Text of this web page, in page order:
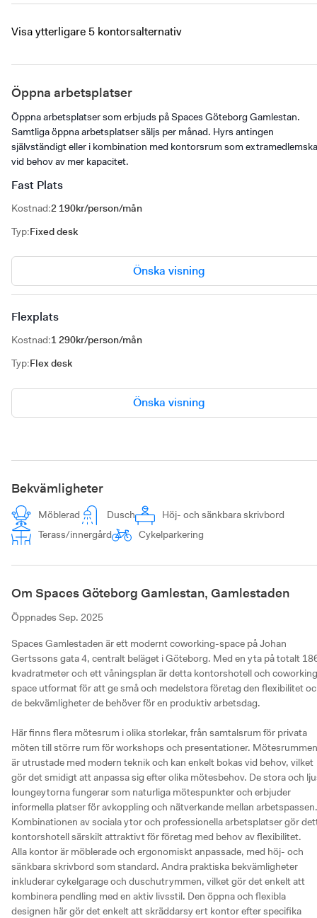
Visa ytterligare 5 kontorsalternativ
Öppna arbetsplatser
Öppna arbetsplatser som erbjuds på Spaces Göteborg Gamlestan.
Samtliga öppna arbetsplatser säljs per månad. Hyrs antingen
självständigt eller i kombination med kontorsrum som
vid behov av mer kapacitet.
Fast Plats
Kostnad:2 190kr/person/mån
Typ:Fixed desk
Önska visning
Flexplats
Kostnad:1 290kr/person/mån
Typ:Flex desk
Önska visning
Bekvämligheter
Möblerad Dusch
Höj- och sänkbara skrivbord
Terass/innergård
Cykelparkering
Om Spaces Göteborg Gamlestan, Gamlestaden
Öppnades Sep. 2025
Spaces Gamlestaden är ett modernt coworking-space på Johan
Gertssons gata 4, centralt beläget i Göteborg. Med en yta på totalt
kvadratmeter och ett våningsplan är detta kontorshotell och coworking
space utformat för att ge små och medelstora företag den flexibilitet
de bekvämligheter de behöver för en produktiv arbetsdag.
Här finns flera mötesrum i olika storlekar, från samtalsrum för privata
möten till större rum för workshops och presentationer. Mötesrummen
är utrustade med modern teknik och kan enkelt bokas vid behov, vilket
gör det smidigt att anpassa sig efter olika mötesbehov. De stora och
loungeytorna fungerar som naturliga mötespunkter och erbjuder
informella platser för avkoppling och nätverkande mellan arbetspassen.
Kombinationen av sociala ytor och professionella arbetsplatser gör
kontorshotell särskilt attraktivt för företag med behov av flexibilitet.
Alla kontor är möblerade och ergonomiskt anpassade, med höj- och
sänkbara skrivbord som standard. Andra praktiska bekvämligheter
inkluderar cykelgarage och duschutrymmen, vilket gör det enkelt att
kombinera pendling med en aktiv livsstil. Den öppna och flexibla
designen här gör det enkelt att skräddarsy ert kontor efter specifika